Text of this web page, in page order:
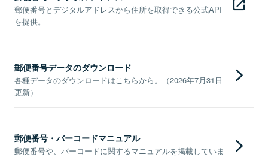
郵便番号とデジタルアドレスから住所を取得できる公式API
を提供。
郵便番号データのダウンロード
各種データのダウンロードはこちらから。（2026年7月31日
更新）
郵便番号・バーコードマニュアル
郵便番号や、バーコードに関するマニュアルを掲載していま